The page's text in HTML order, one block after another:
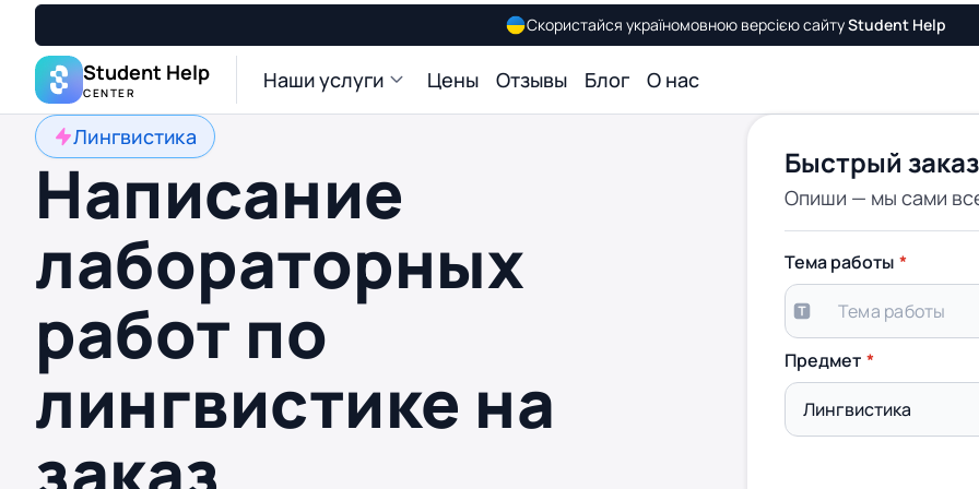
Скористайся україномовною версією сайтуStudent Help
Student Help
CENTER Наши услуги Цены Отзывы Блог О нас
Лингвистика
Написание
лабораторных
работ по
лингвистике на
Быстрый заказ
Опиши — мы сами
Тема работы
Предмет